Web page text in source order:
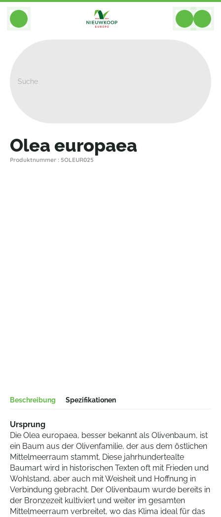
BACK
Olea europaea
Produktnummer : 5OLEUR025
Beschreibung Spezifikationen
Ursprung
Die Olea europaea, besser bekannt als Olivenbaum, ist
ein Baum aus der Olivenfamilie, der aus dem östlichen
Mittelmeerraum stammt. Diese jahrhundertealte
Baumart wird in historischen Texten oft mit Frieden und
Wohlstand, aber auch mit Weisheit und Hoffnung in
Verbindung gebracht. Der Olivenbaum wurde bereits in
der Bronzezeit kultiviert und weiter im gesamten
Mittelmeerraum verbreitet, wo das Klima ideal für das